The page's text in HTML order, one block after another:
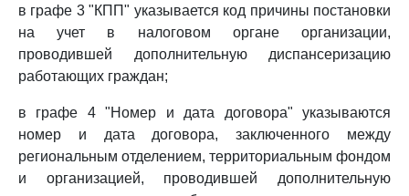
в графе 3 "КПП" указывается код причины постановки
на учет в налоговом органе организации,
проводившей дополнительную диспансеризацию
работающих граждан;
в графе 4 "Номер и дата договора" указываются
номер и дата договора, заключенного между
региональным отделением, территориальным фондом
и организацией, проводившей дополнительную